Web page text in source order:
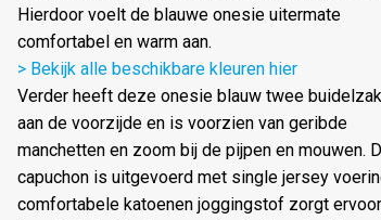
Hierdoor voelt de blauwe onesie uitermate
comfortabel en warm aan.
> Bekijk alle beschikbare kleuren hier
Verder heeft deze onesie blauw twee
aan de voorzijde en is voorzien van geribde
manchetten en zoom bij de pijpen en mouwen.
capuchon is uitgevoerd met single jersey
comfortabele katoenen joggingstof zorgt